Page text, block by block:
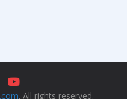
. All rights reserved.